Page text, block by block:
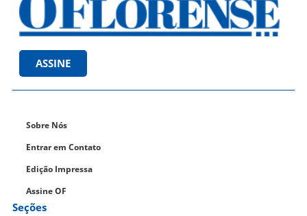
ASSINE
Sobre Nós
Entrar em Contato
Edição Impressa
Assine OF
Seções